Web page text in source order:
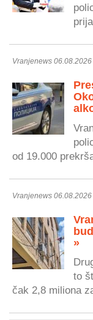
Vranjenews
od 19.000
Vranjenews 06.08.2026
»
to
čak 2,8 miliona